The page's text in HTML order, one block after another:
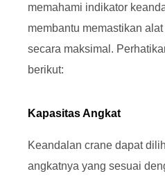
memahami indikator
membantu memastikan
secara maksimal.
berikut:
Kapasitas Angkat
Keandalan crane dapat
angkatnya yang sesuai